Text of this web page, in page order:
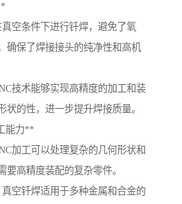
空条件下进行钎焊，避免了氧
确保了焊接接头的纯净性和高机
技术能够实现高精度的加工和装
状的性，进一步提升焊接质量。
能力**
加工可以处理复杂的几何形状和
要高精度装配的复杂零件。
空钎焊适用于多种金属和合金的